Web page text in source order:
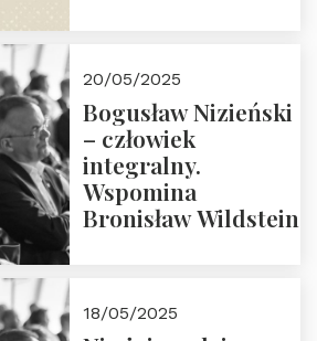
20/05/2025
Bogusław Nizieński
– człowiek
integralny.
Wspomina
Bronisław Wildstein
18/05/2025